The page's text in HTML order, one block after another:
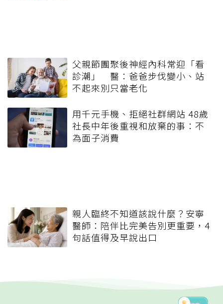
父親節團聚後神經內科常迎「看
診潮」 醫：爸爸步伐變小、站
不起來別只當老化
用千元手機、拒絕社群網站 48歲
社長中年後重視和放棄的事：不
為面子消費
親人臨終不知道該說什麼？安寧
醫師：陪伴比完美告別更重要，4
句話值得及早說出口